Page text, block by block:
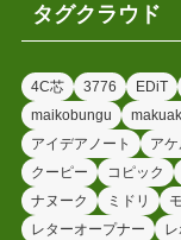
タグクラウド
4C芯 3776 EDiT
maikobungu
アイデアノート
ア
クーピー
コピック
ナヌーク
ミドリ
レターオープナー